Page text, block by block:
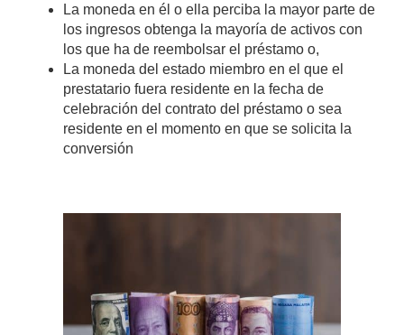
La moneda en él o ella perciba la mayor parte de
los ingresos obtenga la mayoría de activos con
los que ha de reembolsar el préstamo o,
La moneda del estado miembro en el que el
prestatario fuera residente en la fecha de
celebración del contrato del préstamo o sea
residente en el momento en que se solicita la
conversión